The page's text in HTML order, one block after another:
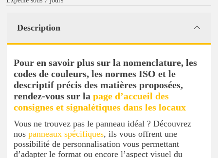
Description
Pour en savoir plus sur la nomenclature, les
codes de couleurs, les normes ISO et le
descriptif précis des matières proposées,
rendez-vous sur la page d’accueil des
consignes et signalétiques dans les locaux
Vous ne trouvez pas le panneau idéal ? Découvrez
nos panneaux spécifiques, ils vous offrent une
possibilité de personnalisation vous permettant
d’adapter le format ou encore l’aspect visuel du